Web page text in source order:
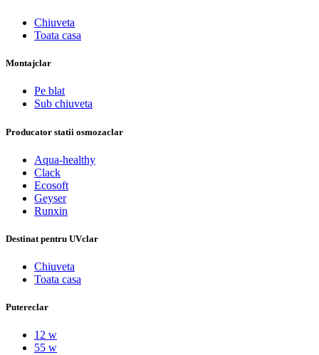
Chiuveta
Toata casa
Montajclar
Pe blat
Sub chiuveta
Producator statii osmozaclar
Aqua-healthy
Clack
Ecosoft
Geyser
Runxin
Destinat pentru UVclar
Chiuveta
Toata casa
Putereclar
12 w
55 w